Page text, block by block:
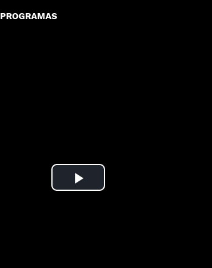
PROGRAMAS
Play